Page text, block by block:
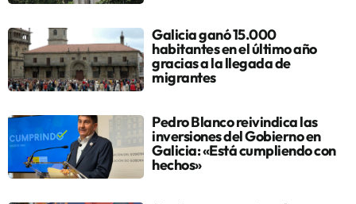
Galicia ganó 15.000
habitantes en el último año
gracias a la llegada de
migrantes
Pedro Blanco reivindica las
inversiones del Gobierno en
Galicia: «Está cumpliendo con
hechos»